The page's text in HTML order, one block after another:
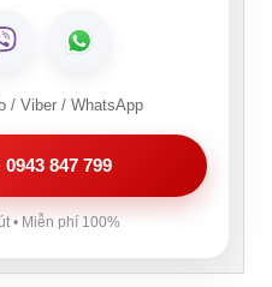
/ Viber / WhatsApp
847 799
• Miễn phí 100%